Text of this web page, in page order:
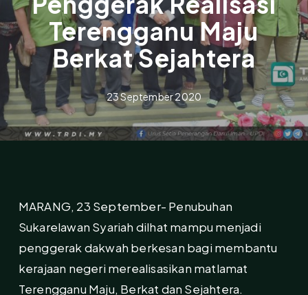
Terengganu Maju
Berkat Sejahtera
23 September 2020
MARANG, 23 September- Penubuhan
Sukarelawan Syariah dilhat mampu menjadi
penggerak dakwah berkesan bagi membantu
kerajaan negeri merealisasikan matlamat
Terengganu Maju, Berkat dan Sejahtera.